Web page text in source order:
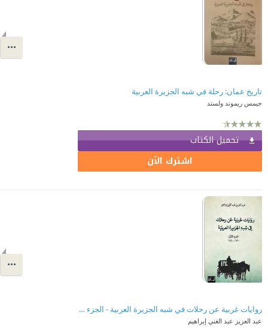
تاريخ عمان: رحلة في شبه الجزيرة العربية
جيمس ريموند ولستد
تحميل الكتاب
اشترك الآن
روايات غربية عن رحلات في شبه الجزيرة العربية - الجزء الأول (1500-1840)
عبد العزيز عبد الغني إبراهيم